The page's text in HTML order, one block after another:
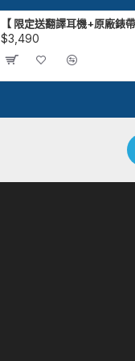
$3,490